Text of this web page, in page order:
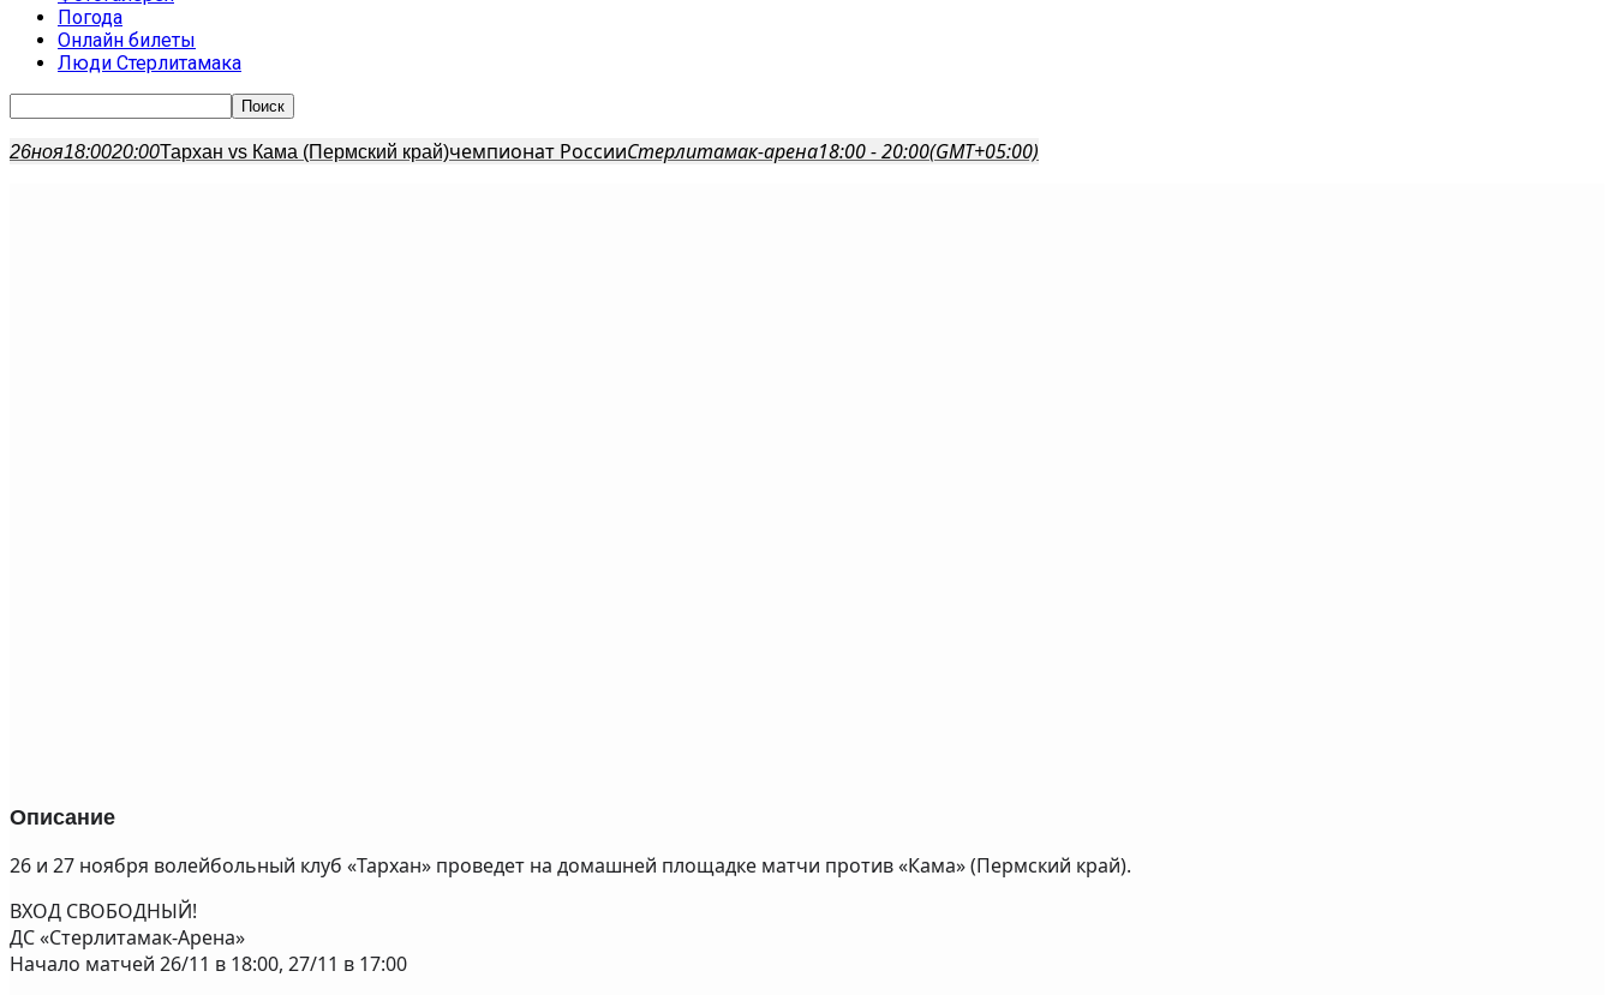
Погода
Онлайн билеты
Люди Стерлитамака
26ноя18:0020:00Тархан vs Кама (Пермский край)чемпионат РоссииСтерлитамак-арена18:00 - 20:00(GMT+05:00)
Описание
26 и 27 ноября волейбольный клуб «Тархан» проведет на домашней площадке матчи против «Кама» (Пермский край).
ВХОД СВОБОДНЫЙ!
ДС «Стерлитамак-Арена»
Начало матчей 26/11 в 18:00, 27/11 в 17:00